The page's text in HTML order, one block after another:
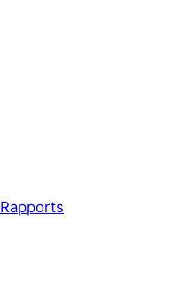
Rapports